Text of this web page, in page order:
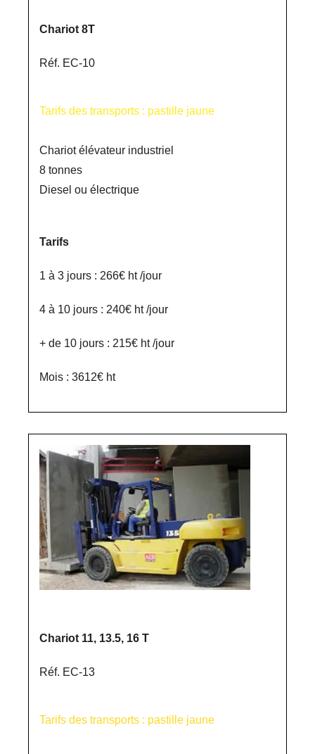
Chariot 8T
Réf. EC-10
Tarifs des transports : pastille jaune
Chariot élévateur industriel
8 tonnes
Diesel ou électrique
Tarifs
1 à 3 jours : 266€ ht /jour
4 à 10 jours : 240€ ht /jour
+ de 10 jours : 215€ ht /jour
Mois : 3612€ ht
Chariot 11, 13.5, 16 T
Réf. EC-13
Tarifs des transports : pastille jaune